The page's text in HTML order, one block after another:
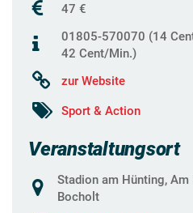
47 €
01805-570070 (14
42 Cent/Min.)
zur Website
Sport & Action
Veranstaltungsort
Stadion am Hünting,
Bocholt